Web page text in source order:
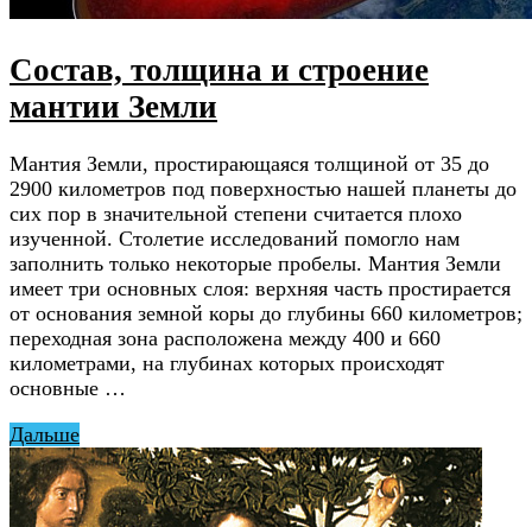
Состав, толщина и строение
мантии Земли
Мантия Земли, простирающаяся толщиной от 35 до
2900 километров под поверхностью нашей планеты до
сих пор в значительной степени считается плохо
изученной. Столетие исследований помогло нам
заполнить только некоторые пробелы. Мантия Земли
имеет три основных слоя: верхняя часть простирается
от основания земной коры до глубины 660 километров;
переходная зона расположена между 400 и 660
километрами, на глубинах которых происходят
основные …
Дальше